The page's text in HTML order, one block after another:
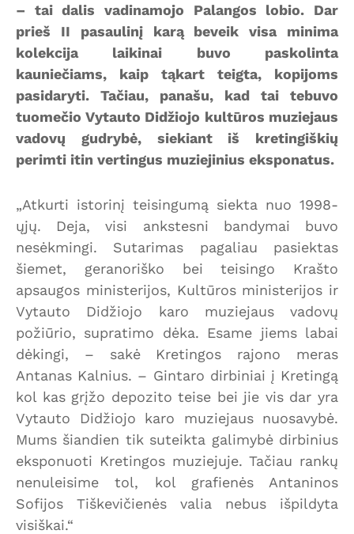
– tai dalis vadinamojo Palangos lobio. Dar
prieš II pasaulinį karą beveik visa minima
kolekcija laikinai buvo paskolinta
kauniečiams, kaip tąkart teigta, kopijoms
pasidaryti. Tačiau, panašu, kad tai tebuvo
tuomečio Vytauto Didžiojo kultūros muziejaus
vadovų gudrybė, siekiant iš kretingiškių
perimti itin vertingus muziejinius eksponatus.
„Atkurti istorinį teisingumą siekta nuo 1998-
ųjų. Deja, visi ankstesni bandymai buvo
nesėkmingi. Sutarimas pagaliau pasiektas
šiemet, geranoriško bei teisingo Krašto
apsaugos ministerijos, Kultūros ministerijos ir
Vytauto Didžiojo karo muziejaus vadovų
požiūrio, supratimo dėka. Esame jiems labai
dėkingi, – sakė Kretingos rajono meras
Antanas Kalnius. – Gintaro dirbiniai į Kretingą
kol kas grįžo depozito teise bei jie vis dar yra
Vytauto Didžiojo karo muziejaus nuosavybė.
Mums šiandien tik suteikta galimybė dirbinius
eksponuoti Kretingos muziejuje. Tačiau rankų
nenuleisime tol, kol grafienės Antaninos
Sofijos Tiškevičienės valia nebus išpildyta
visiškai.“